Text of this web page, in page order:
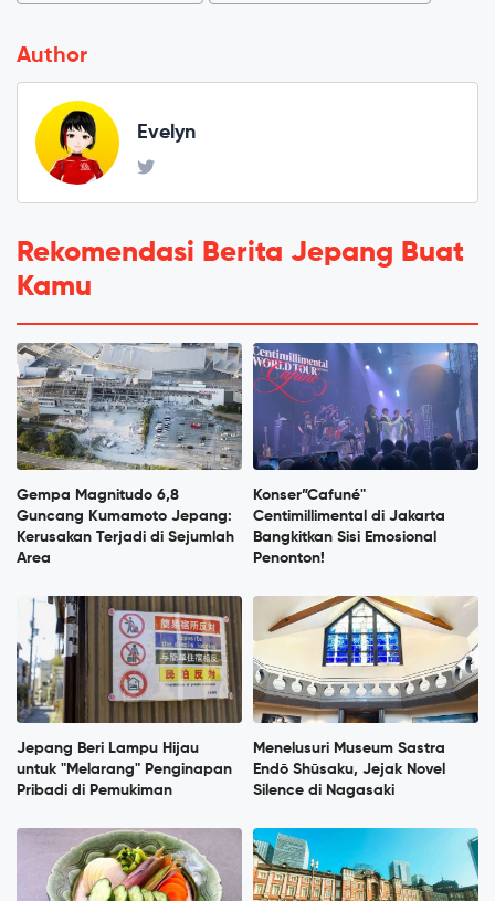
Author
Evelyn
Rekomendasi Berita Jepang Buat
Kamu
Gempa Magnitudo 6,8
Guncang Kumamoto Jepang:
Kerusakan Terjadi di Sejumlah
Area
Konser”Cafuné"
Centimillimental di Jakarta
Bangkitkan Sisi Emosional
Penonton!
Jepang Beri Lampu Hijau
untuk "Melarang" Penginapan
Pribadi di Pemukiman
Menelusuri Museum Sastra
Endō Shūsaku, Jejak Novel
Silence di Nagasaki